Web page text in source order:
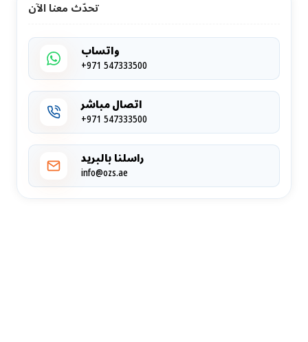
تحدّث معنا الآن
واتساب
+971 547333500
اتصال مباشر
+971 547333500
راسلنا بالبريد
info@ozs.ae